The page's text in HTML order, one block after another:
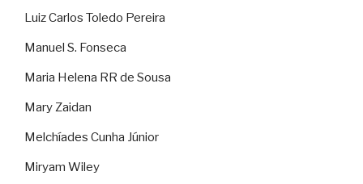
Luiz Carlos Toledo Pereira
Manuel S. Fonseca
Maria Helena RR de Sousa
Mary Zaidan
Melchíades Cunha Júnior
Miryam Wiley